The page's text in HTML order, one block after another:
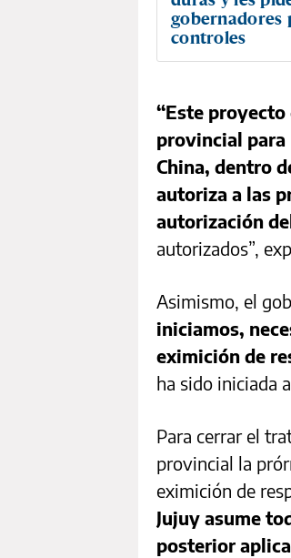
gobernadores
controles
“Este
provincial para
China, dentro
autoriza a las
autorización
autorizados”,
Asimismo, el
iniciamos,
eximición de
ha sido iniciada
Para cerrar el
provincial la
eximición de
Jujuy asume
posterior